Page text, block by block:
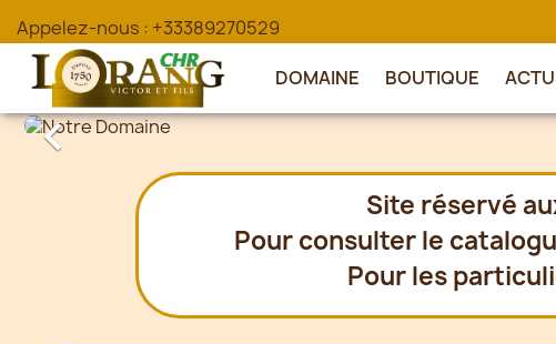
Appelez-nous : +33389270529
DOMAINE BOUTIQUE

Site réservé
Pour consulter le
Pour les